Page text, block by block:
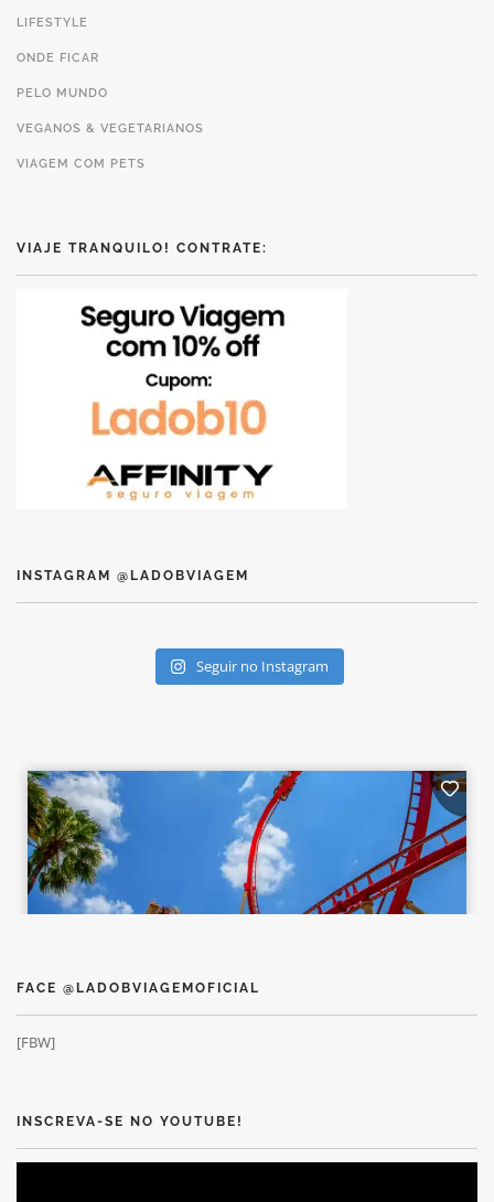
LIFESTYLE
ONDE FICAR
PELO MUNDO
VEGANOS & VEGETARIANOS
VIAGEM COM PETS
VIAJE TRANQUILO! CONTRATE:
INSTAGRAM @LADOBVIAGEM
Seguir no Instagram
FACE @LADOBVIAGEMOFICIAL
[FBW]
INSCREVA-SE NO YOUTUBE!